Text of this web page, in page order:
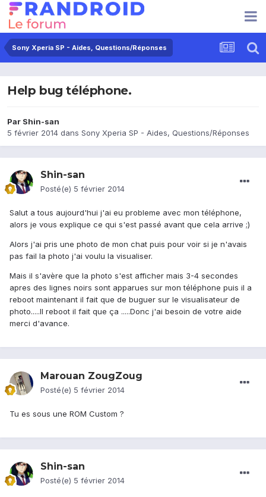
Sony Xperia SP - Aides, Questions/Réponses
Help bug téléphone.
Par Shin-san
5 février 2014 dans Sony Xperia SP - Aides, Questions/Réponses
Shin-san
Posté(e) 5 février 2014
Salut a tous aujourd'hui j'ai eu probleme avec mon téléphone,
alors je vous explique ce qui s'est passé avant que cela arrive ;)
Alors j'ai pris une photo de mon chat puis pour voir si je n'avais
pas fail la photo j'ai voulu la visualiser.
Mais il s'avère que la photo s'est afficher mais 3-4 secondes
apres des lignes noirs sont apparues sur mon téléphone puis il a
reboot maintenant il fait que de buguer sur le visualisateur de
photo.....Il reboot il fait que ça .....Donc j'ai besoin de votre aide
merci d'avance.
Marouan ZougZoug
Posté(e) 5 février 2014
Tu es sous une ROM Custom ?
Shin-san
Posté(e) 5 février 2014